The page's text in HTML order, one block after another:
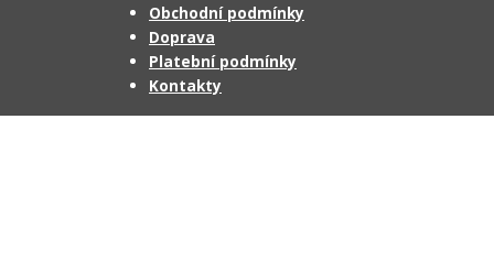
Obchodní podmínky
Doprava
Platební podmínky
Kontakty